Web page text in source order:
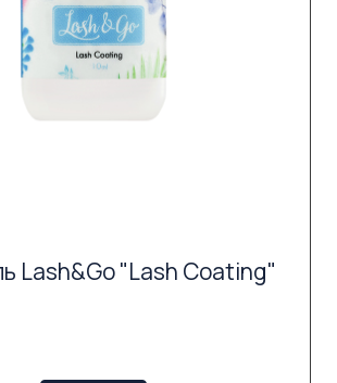
Lash&Go "Lash Coating"